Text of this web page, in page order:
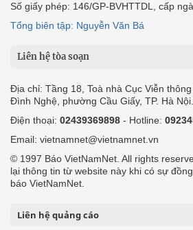
Số giấy phép: 146/GP-BVHTTDL, cấp
Tổng biên tập: Nguyễn Văn Bá
Liên hệ tòa soạn
Địa chỉ: Tầng 18, Toà nhà Cục Viễn
Đình Nghệ, phường Cầu Giấy, TP. Hà Nội.
Điện thoại: 02439369898 - Hotline:
Email: vietnamnet@vietnamnet.vn
© 1997 Báo VietNamNet. All rights
lại thông tin từ website này khi có sự
báo VietNamNet.
Liên hệ quảng cáo